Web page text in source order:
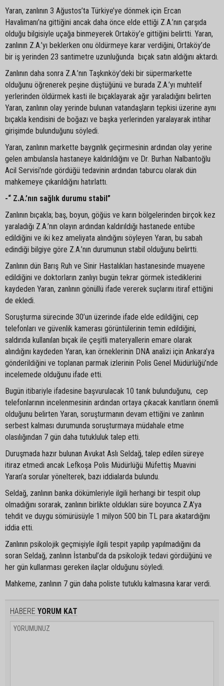
Yaran, zanlının 3 Ağustos’ta Türkiye’ye dönmek için Ercan
Havalimanı’na gittiğini ancak daha önce elde ettiği Z.A.’nın çarşıda
olduğu bilgisiyle uçağa binmeyerek Ortaköy’e gittiğini belirtti. Yaran,
zanlının Z.A.’yı beklerken onu öldürmeye karar verdiğini, Ortaköy’de
bir iş yerinden 23 santimetre uzunluğunda bıçak satın aldığını aktardı.
Zanlının daha sonra Z.A.’nın Taşkınköy’deki bir süpermarkette
olduğunu öğrenerek peşine düştüğünü ve burada Z.A.’yı muhtelif
yerlerinden öldürmek kasti ile bıçaklayarak ağır yaraladığını belirten
Yaran, zanlının olay yerinde bulunan vatandaşların tepkisi üzerine aynı
bıçakla kendisini de boğazı ve başka yerlerinden yaralayarak intihar
girişimde bulunduğunu söyledi.
Yaran, zanlının markette baygınlık geçirmesinin ardından olay yerine
gelen ambulansla hastaneye kaldırıldığını ve Dr. Burhan Nalbantoğlu
Acil Servisi’nde gördüğü tedavinin ardından taburcu olarak dün
mahkemeye çıkarıldığını hatırlattı.
-“ Z.A.’nın sağlık durumu stabil”
Zanlının bıçakla; baş, boyun, göğüs ve karın bölgelerinden birçok kez
yaraladığı Z.A.’nın olayın ardından kaldırıldığı hastanede entübe
edildiğini ve iki kez ameliyata alındığını söyleyen Yaran, bu sabah
edindiği bilgiye göre Z.A.’nın durumunun stabil olduğunu belirtti.
Zanlının dün Barış Ruh ve Sinir Hastalıkları hastanesinde muayene
edildiğini ve doktorların zanlıyı bugün tekrar görmek istediklerini
kaydeden Yaran, zanlının gönüllü ifade vererek suçlarını itiraf ettiğini
de ekledi.
Soruşturma sürecinde 30’un üzerinde ifade elde edildiğini, cep
telefonları ve güvenlik kamerası görüntülerinin temin edildiğini,
saldırıda kullanılan bıçak ile çeşitli materyallerin emare olarak
alındığını kaydeden Yaran, kan örneklerinin DNA analizi için Ankara’ya
gönderildiğini ve toplanan parmak izlerinin Polis Genel Müdürlüğü’nde
incelemede olduğunu ifade etti.
Bugün itibariyle ifadesine başvurulacak 10 tanık bulunduğunu, cep
telefonlarının incelenmesinin ardından ortaya çıkacak kanıtların önemli
olduğunu belirten Yaran, soruşturmanın devam ettiğini ve zanlının
serbest kalması durumunda soruşturmaya müdahale etme
olasılığından 7 gün daha tutukluluk talep etti.
Duruşmada hazır bulunan Avukat Aslı Seldağ, talep edilen süreye
itiraz etmedi ancak Lefkoşa Polis Müdürlüğü Müfettiş Muavini
Yaran’a sorular yönelterek, bazı iddialarda bulundu.
Seldağ, zanlının banka dökümleriyle ilgili herhangi bir tespit olup
olmadığını sorarak, zanlının birlikte oldukları süre boyunca Z.A’ya
tehdit ve duygu sömürüsüyle 1 milyon 500 bin TL para akatardığını
iddia etti.
Zanlının psikolojik geçmişiyle ilgili tespit yapılıp yapılmadığını da
soran Seldağ, zanlının İstanbul’da da psikolojik tedavi gördüğünü ve
her gün kullanması gereken ilaçlar olduğunu söyledi.
Mahkeme, zanlının 7 gün daha poliste tutuklu kalmasına karar verdi.
HABERE YORUM KAT